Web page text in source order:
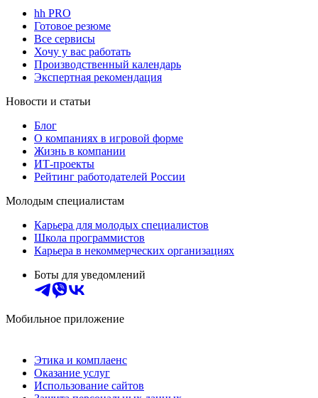
hh PRO
Готовое резюме
Все сервисы
Хочу у вас работать
Производственный календарь
Экспертная рекомендация
Новости и статьи
Блог
О компаниях в игровой форме
Жизнь в компании
ИТ-проекты
Рейтинг работодателей России
Молодым специалистам
Карьера для молодых специалистов
Школа программистов
Карьера в некоммерческих организациях
Боты для уведомлений
Мобильное приложение
Этика и комплаенс
Оказание услуг
Использование сайтов